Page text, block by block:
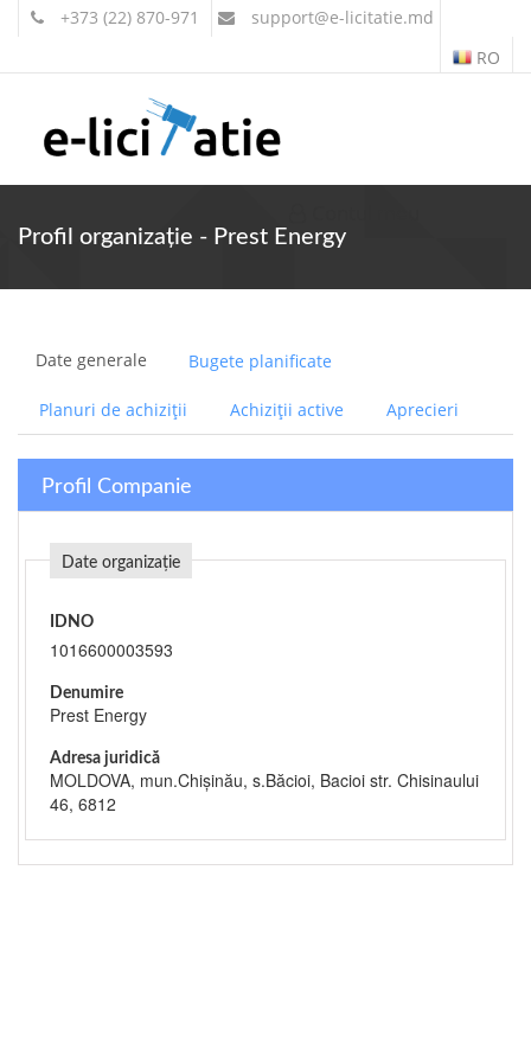
+373 (22) 870-971 support@e-licitatie.md
RO
Profil organizație - Prest Energy
Date generale Bugete planificate
Planuri de achiziții Achiziții active Aprecieri
Profil Companie
Date organizație
IDNO
1016600003593
Denumire
Prest Energy
Adresa juridică
MOLDOVA, mun.Chişinău, s.Băcioi, Bacioi str. Chisinaului
46, 6812